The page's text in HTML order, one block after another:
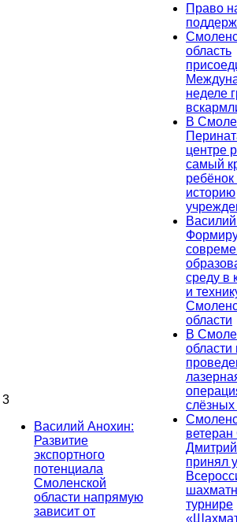
3
Василий Анохин:
Развитие
экспортного
потенциала
Смоленской
области напрямую
зависит от
Право
область
неделе
В
центре
самый
историю
среду в
и
области
В
слёзных
принял
турнире